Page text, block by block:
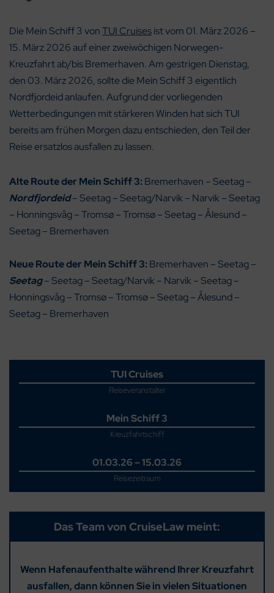
Die Mein Schiff 3 vonTUI Cruisesist vom 01. März 2026 –
15. März 2026 auf einer zweiwöchigen Norwegen-
Kreuzfahrt ab/bis Bremerhaven. Am gestrigen Dienstag,
den 03. März 2026, sollte die Mein Schiff 3 eigentlich
Nordfjordeid anlaufen. Aufgrund der vorliegenden
Wetterbedingungen mit stärkeren Winden hat sich TUI
bereits am frühen Morgen dazu entschieden, den Teil der
Reise ersatzlos ausfallen zu lassen.
Alte Route der Mein Schiff 3: Bremerhaven – Seetag –
Nordfjordeid– Seetag – Seetag/Narvik – Narvik – Seetag
– Honningsvåg – Tromsø – Tromsø – Seetag – Ålesund –
Seetag – Bremerhaven
Neue Route der Mein Schiff 3: Bremerhaven – Seetag –
Seetag– Seetag – Seetag/Narvik – Narvik – Seetag –
Honningsvåg – Tromsø – Tromsø – Seetag – Ålesund –
Seetag – Bremerhaven
TUI Cruises
Reiseveranstalter
Mein Schiff 3
Kreuzfahrtschiff
01.03.26 – 15.03.26
Reisezeitraum
Das Team von CruiseLaw meint:
Wenn Hafenaufenthalte während Ihrer Kreuzfahrt
ausfallen, dann können Sie in vielen Situationen